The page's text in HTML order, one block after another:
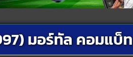
มอร์ทัล คอมแบ็